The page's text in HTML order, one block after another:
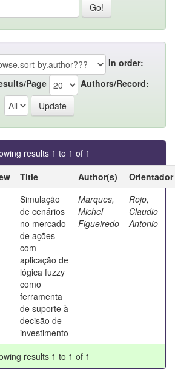
In order:
Page
Authors/Record:
results 1 to 1 of 1
Title Author(s)
Orientador
Simulação
de cenários
no mercado
de ações
com
aplicação de
lógica fuzzy
como
ferramenta
de suporte à
decisão de
investimento
Marques,
Michel
Figueiredo
Rojo,
Claudio
Antonio
results 1 to 1 of 1